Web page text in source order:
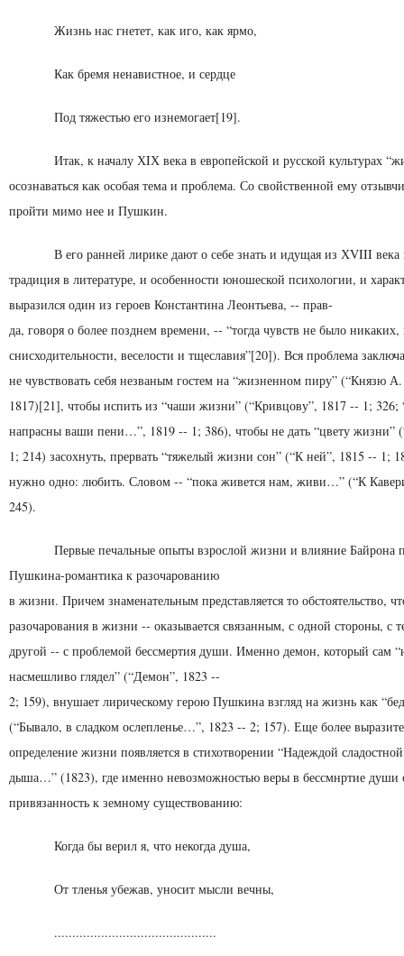
Жизнь нас гнетет, как иго, как ярмо,
Как бремя ненавистное, и сердце
Под тяжестью его изнемогает[19].
Итак, к началу ХIХ века в европейской и русской куль­турах
осознаваться как особая тема и проб­лема. Со свойственной ему
пройти мимо нее и Пушкин.
В его ранней лирике дают о себе знать и идущая из ХVIII века
традиция в литературе, и осо­бенности юношеской психологии, и
выразился один из героев Константина Леонтьева, -- прав-
да, говоря о более позднем времени, -- “тогда чувств не бы­ло никаких,
снисходительности, веселости и тщесла­вия”[20]). Вся проблема
не чувст­вовать себя незваным гостем на “жизненном пиру” (“Князю
1817)[21], чтобы испить из “чаши жизни” (“Кривцову”, 1817 -- 1; 326;
напрасны ваши пени…”, 1819 -- 1; 386), чтобы не дать “цвету жизни”
1; 214) засохнуть, прервать “тяжелый жизни сон” (“К ней”, 1815 -- 1;
нужно одно: любить. Словом -- “пока живется нам, живи…” (“К
245).
Первые печальные опыты взрослой жизни и влияние Байрона
Пушкина-романтика к разочарованию
в жизни. Причем знаменательным представляется то обсто­ятельство,
разочарования в жизни -- оказы­вается связанным, с одной стороны, с
дру­гой -- с проблемой бессмертия души. Именно демон, кото­рый сам
насмешливо глядел” (“Демон”, 1823 --
2; 159), внушает лирическому герою Пушкина взгляд на жизнь как
(“Бывало, в сладком ослепленье…”, 1823 -- 2; 157). Еще более
определение жиз­ни появляется в стихотворении “Надеждой
дыша…” (1823), где именно невозможностью веры в бессмнртие души
привязанность к земному существованию:
Когда бы верил я, что некогда душа,
От тленья убежав, уносит мысли вечны,
.............................................